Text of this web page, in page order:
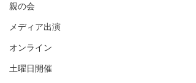
親の会
メディア出演
オンライン
土曜日開催